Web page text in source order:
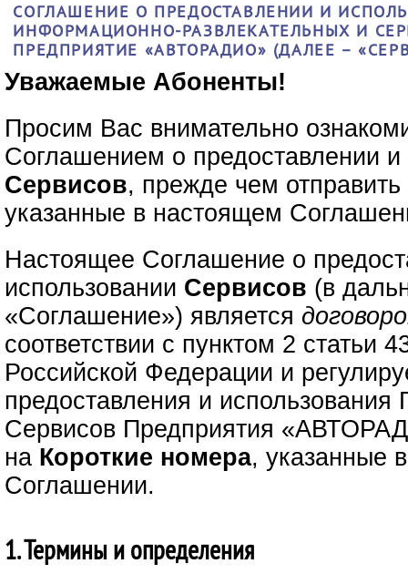
СОГЛАШЕНИЕ О ПРЕДОСТАВЛЕНИИ И
ИНФОРМАЦИОННО-РАЗВЛЕКАТЕЛЬНЫХ И
ПРЕДПРИЯТИЕ «АВТОРАДИО» (ДАЛЕЕ –
Уважаемые Абоненты!
Просим Вас внимательно
Соглашением о предоставлении и
Сервисов, прежде чем
указанные в настоящем
Настоящее Соглашение о
использовании Сервисов (в
«Соглашение») является
соответствии с пунктом 2 статьи
Российской Федерации и
предоставления и использования
Сервисов Предприятия
на Короткие номера, указанные
Соглашении.
1. Термины и определения